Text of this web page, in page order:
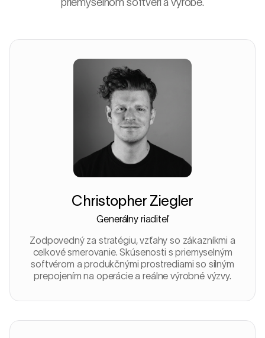
priemyselnom softvéri a výrobe.
Christopher Ziegler
Generálny riaditeľ
Zodpovedný za stratégiu, vzťahy so zákazníkmi a
celkové smerovanie. Skúsenosti s priemyselným
softvérom a produkčnými prostrediami so silným
prepojením na operácie a reálne výrobné výzvy.